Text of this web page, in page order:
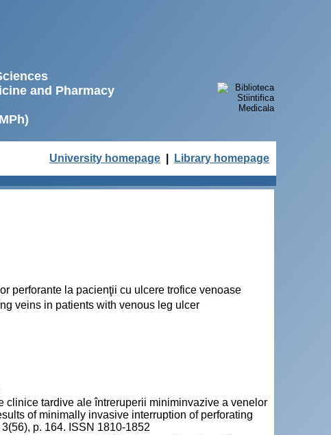
and Pharmacy
University homepage Library homepage
perforante la pacienţii cu ulcere trofice venoase
veins in patients with venous leg ulcer
clinice tardive ale întreruperii miniminvazive a venelor
of minimally invasive interruption of perforating
p. 164. ISSN 1810-1852